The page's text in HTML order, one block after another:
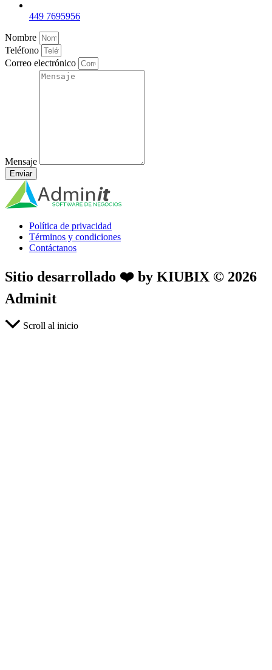
449 7695956
Nombre
Teléfono
Correo electrónico
Mensaje
Enviar
Política de privacidad
Términos y condiciones
Contáctanos
Sitio desarrollado ❤️ by KIUBIX © 2026
Adminit
Scroll al inicio